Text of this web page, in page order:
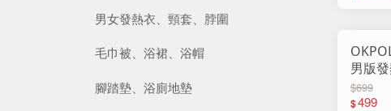
男版
$699
$499
男女發熱衣、頸套、脖圍
毛巾被、浴裙、浴帽
腳踏墊、浴廁地墊